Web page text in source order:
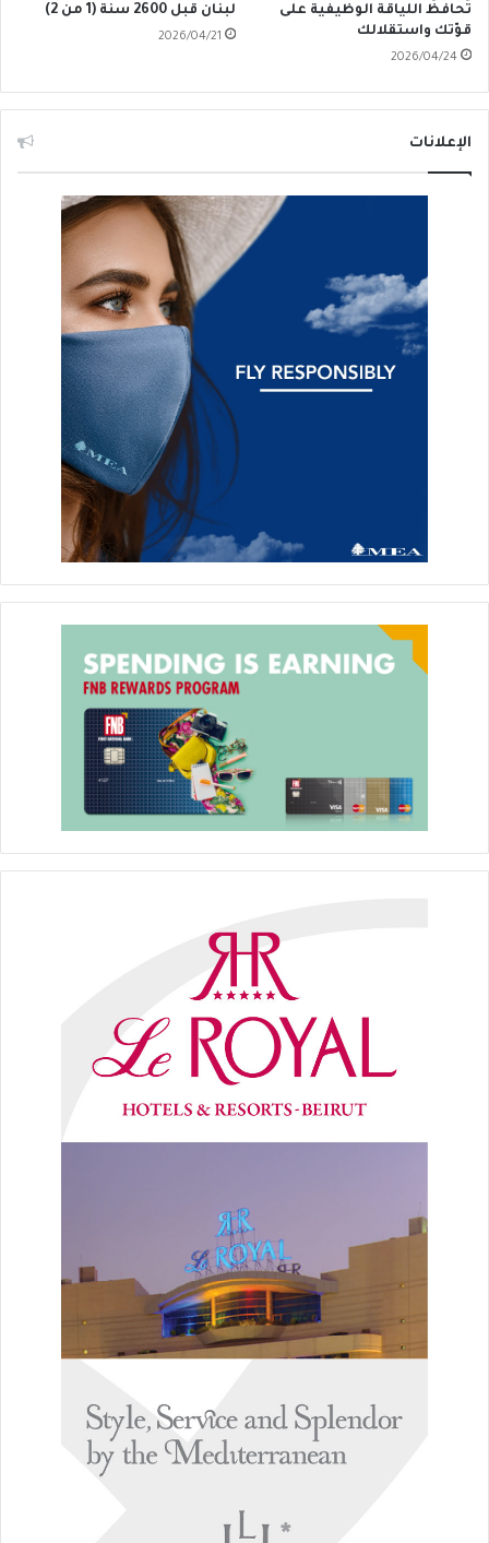
تُحافظُ اللياقةُ الوظيفية على
قوّتك واستقلالك
2026/04/24
لبنان قبل 2600 سنة (1 من 2)
2026/04/21
الإعلانات